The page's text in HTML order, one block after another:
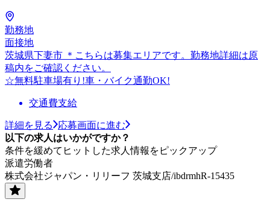
勤務地
面接地
茨城県下妻市 ＊こちらは募集エリアです。勤務地詳細は原
稿内をご確認ください。
☆無料駐車場有り!車・バイク通勤OK!
交通費支給
詳細を見る
応募画面に進む
以下の求人はいかがですか？
条件を緩めてヒットした求人情報をピックアップ
派遣労働者
株式会社ジャパン・リリーフ 茨城支店/ibdrmhR-15435